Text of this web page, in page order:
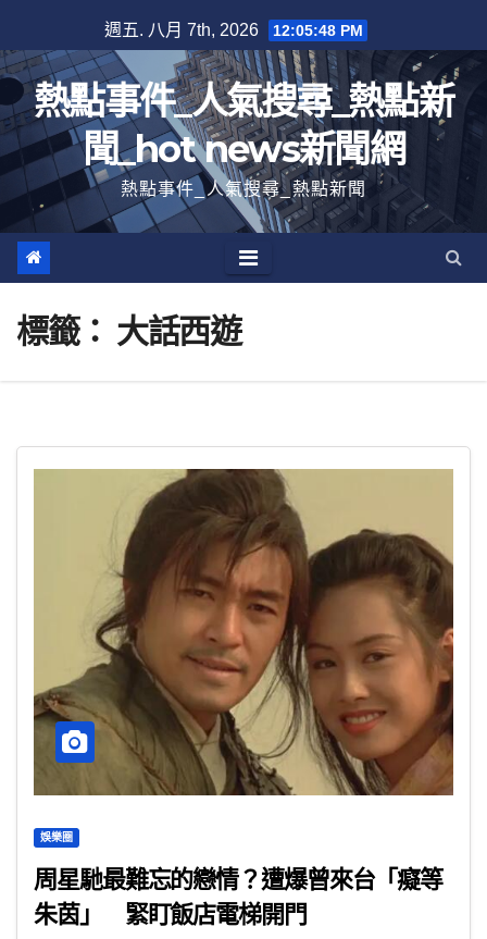
至
內
容
週五. 八月 7th, 2026 12:05:48 PM
熱點事件_人氣搜尋_熱點新
聞_hot news新聞網
熱點事件_人氣搜尋_熱點新聞
標籤： 大話西遊
娛樂圈
周星馳最難忘的戀情？遭爆曾來台「癡等
朱茵」 緊盯飯店電梯開門